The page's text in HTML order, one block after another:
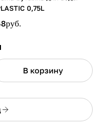
0,75L
руб.
В корзину